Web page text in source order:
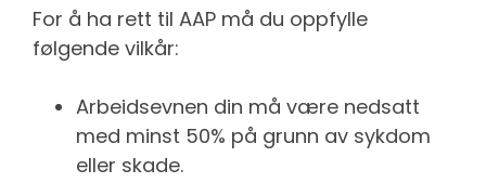
For å ha rett til AAP må du oppfylle
følgende vilkår:
Arbeidsevnen din må være nedsatt
med minst 50% på grunn av sykdom
eller skade.